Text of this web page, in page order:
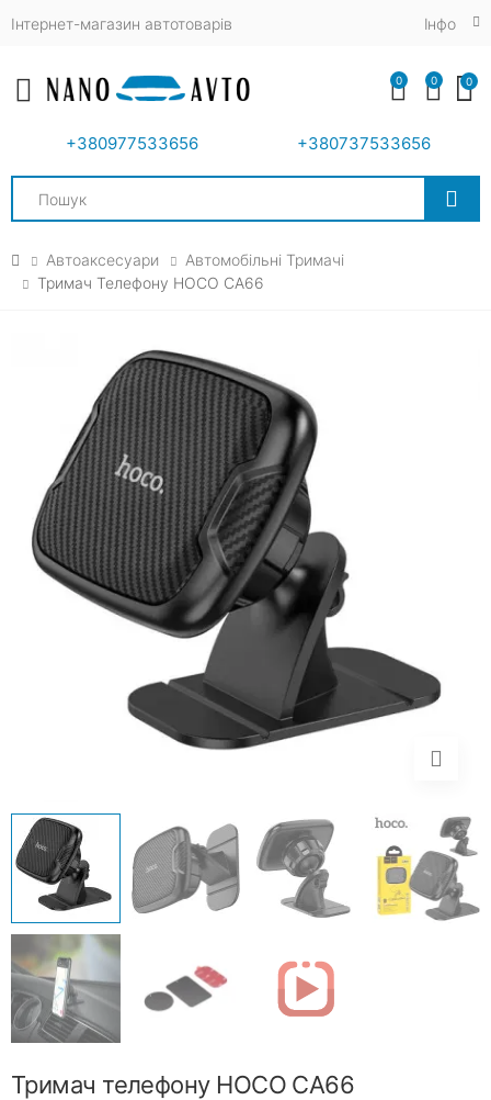
Інтернет-магазин автотоварів Iнфо
Toggle mobile menu
+380977533656 +380737533656
Search
0 0 0
Автоаксесуари
Автомобільні Тримачі
Тримач Телефону HOCO CA66
Тримач телефону HOCO CA66